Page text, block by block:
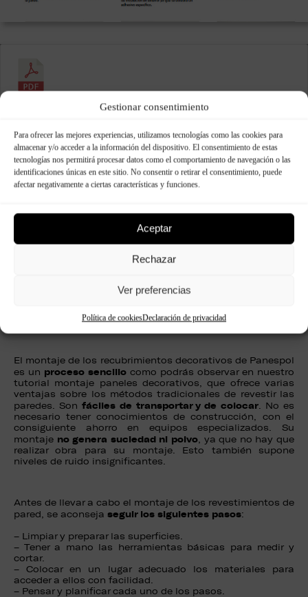
Gestionar consentimiento
Para ofrecer las mejores experiencias, utilizamos tecnologías como las cookies para
almacenar y/o acceder a la información del dispositivo. El consentimiento de estas
tecnologías nos permitirá procesar datos como el comportamiento de navegación o las
identificaciones únicas en este sitio. No consentir o retirar el consentimiento, puede
afectar negativamente a ciertas características y funciones.
Aceptar
Rechazar
Ver preferencias
Política de cookiesDeclaración de privacidad
Montaje Paneles Panespol Sin Junta
1 archivo(s) 335.56 KB
Descargar
El montaje de los recubrimientos decorativos de Panespol
es un proceso sencillo como podrás observar en nuestro
tutorial montaje paneles decorativos, que ofrece varias
ventajas sobre los métodos tradicionales de revestir las
paredes. Son fáciles de transportar y de colocar. No es
necesario tener conocimientos de construcción, con el
consiguiente ahorro en equipos especializados. Su
montaje no genera suciedad ni polvo, ya que no hay que
realizar obra para su montaje. Esto también supone
niveles de ruido insignificantes.
Antes de llevar a cabo el montaje de los revestimientos de
pared, se aconseja seguir los siguientes pasos:
– Limpiar y preparar las superficies.
– Tener a mano las herramientas básicas para medir y
cortar.
– Colocar en un lugar adecuado los materiales para
acceder a ellos con facilidad.
– Pensar y planificar cada uno de los pasos.